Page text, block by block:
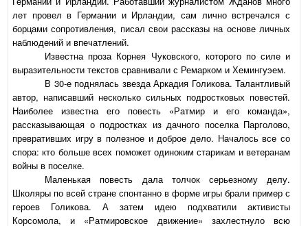
лет провел в Германии и Ирландии, сам лично встречался с
борцами сопротивления, писал свои рассказы на основе личных
наблюдений и впечатлений.
Известна проза Корнея Чуковского, которого по силе и
выразительности текстов сравнивали с Ремарком и Хемингуэем.
В 30-е поднялась звезда Аркадия Голикова. Талантливый
автор, написавший несколько сильных подростковых повестей.
Наиболее известна его повесть «Ратмир и его команда»,
рассказывающая о подростках из дачного поселка Парголово,
превративших игру в полезное и доброе дело. Началось все со
спора: кто больше всех поможет одиноким старикам и ветеранам
войны в поселке.
Маленькая повесть дала толчок серьезному делу.
Школяры по всей стране спонтанно в форме игры брали пример с
героев Голикова. А затем идею подхватили активисты
Корсомола, и «Ратмировское движение» захлестнуло всю